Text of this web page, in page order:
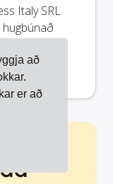
að
er að
Italy SRL
hugbúnað